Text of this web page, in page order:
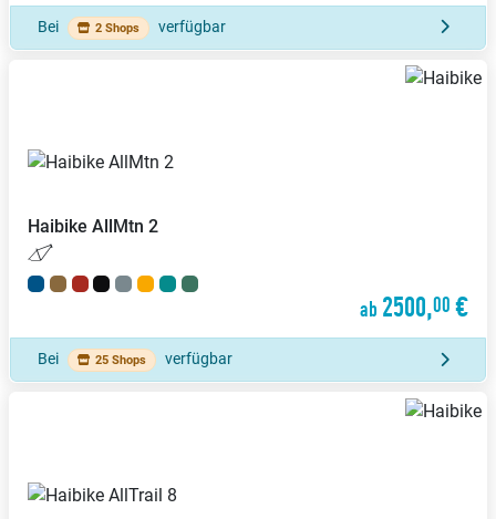
Bei 2 Shops verfügbar
Haibike AllMtn 2
ab 2500,00 €
Bei 25 Shops verfügbar